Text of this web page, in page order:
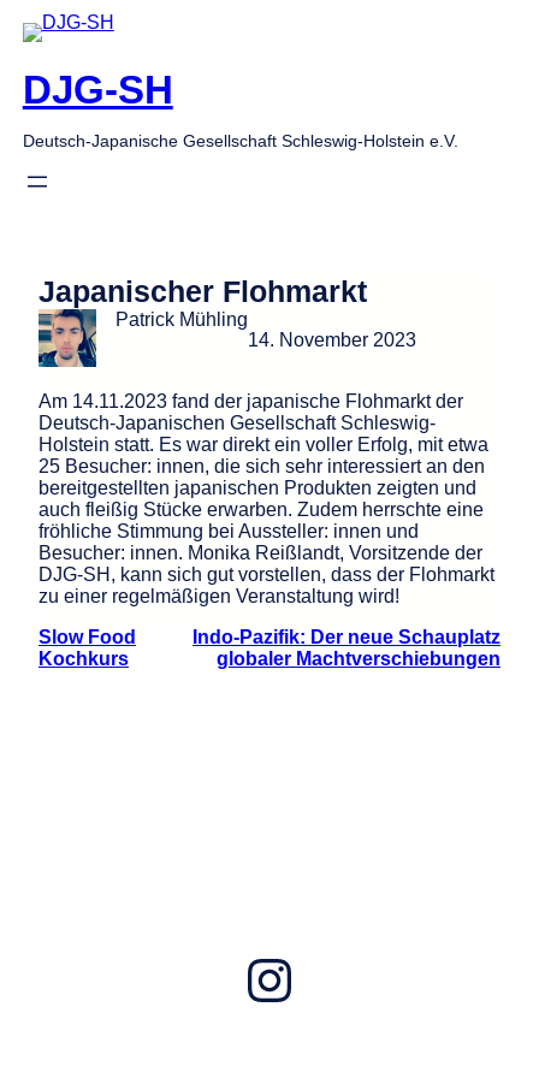
Zum
Inhalt
DJG-SH
Deutsch-Japanische Gesellschaft Schleswig-Holstein e.V.
Japanischer Flohmarkt
Patrick Mühling
14. November 2023
Am 14.11.2023 fand der japanische Flohmarkt der
Deutsch-Japanischen Gesellschaft Schleswig-
Holstein statt. Es war direkt ein voller Erfolg, mit etwa
25 Besucher: innen, die sich sehr interessiert an den
bereitgestellten japanischen Produkten zeigten und
auch fleißig Stücke erwarben. Zudem herrschte eine
fröhliche Stimmung bei Aussteller: innen und
Besucher: innen. Monika Reißlandt, Vorsitzende der
DJG-SH, kann sich gut vorstellen, dass der Flohmarkt
zu einer regelmäßigen Veranstaltung wird!
Slow Food
Kochkurs
Indo-Pazifik: Der neue Schauplatz
globaler Machtverschiebungen
Instagram